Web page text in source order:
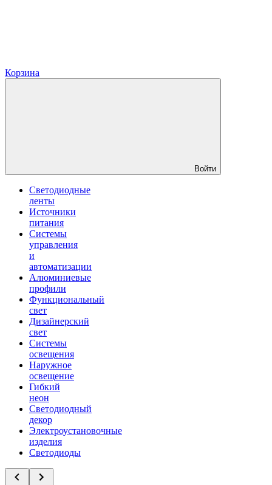
Корзина
Войти
Светодиодные
ленты
Источники
питания
Системы
управления
и
автоматизации
Алюминиевые
профили
Функциональный
свет
Дизайнерский
свет
Системы
освещения
Наружное
освещение
Гибкий
неон
Светодиодный
декор
Электроустановочные
изделия
Светодиоды